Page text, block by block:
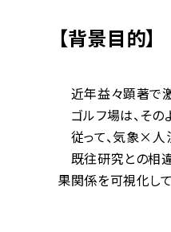
【背景目的】
近年益々顕著で
ゴルフ場は、その
従って、気象×人
既往研究との相
果関係を可視化し